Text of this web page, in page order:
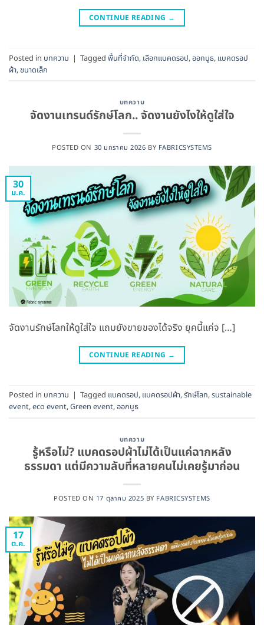
CONTINUE READING →
Posted in บทความ | Tagged พื้นที่จำกัด, เลือกแบคดรอป,ออกบูธ, แบคดรอป
ผ้า,ขนาดเล็ก
บทความ
จัดงานเทรนด์รักษ์โลก.. จัดงานยังไงให้ดูใส่ใจ
POSTED ON 30 มกราคม 2026 BY FABRICSYSTEMS
30
ม.ค.
จัดงานรักษ์โลกให้ดูใส่ใจ แถมยังขายของได้จริง ยุคนี้แค่จ […]
CONTINUE READING →
Posted in บทความ | Tagged แบคดรอป, แบคดรอปผ้า,รักษ์โลก,sustainable
event,eco event,Green event,ออกบูธ
บทความ
รู้หรือไม่? แบคดรอปผ้าไม่ได้เป็นแค่ฉากหลัง
ธรรมดา แต่มีความลับที่หลายคนไม่เคยรู้มาก่อน
POSTED ON 17 ตุลาคม 2025 BY FABRICSYSTEMS
17
ต.ค.